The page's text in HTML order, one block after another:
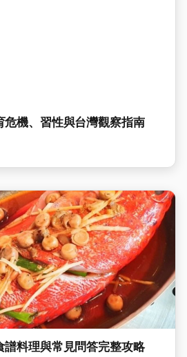
危機、習性與台灣觀察指南
譜料理與常見問答完整攻略